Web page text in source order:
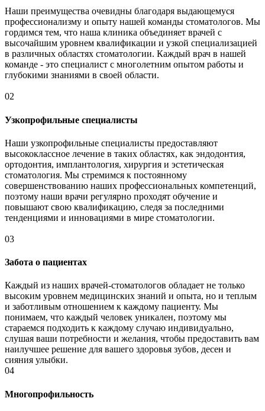
Наши преимущества очевидны благодаря выдающемуся
профессионализму и опыту нашей команды стоматологов. Мы
гордимся тем, что наша клиника объединяет врачей с
высочайшим уровнем квалификации и узкой специализацией
в различных областях стоматологии. Каждый врач в нашей
команде - это специалист с многолетним опытом работы и
глубокими знаниями в своей области.
02
Узкопрофильные специалисты
Наши узкопрофильные специалисты предоставляют
высококлассное лечение в таких областях, как эндодонтия,
ортодонтия, имплантология, хирургия и эстетическая
стоматология. Мы стремимся к постоянному
совершенствованию наших профессиональных компетенций,
поэтому наши врачи регулярно проходят обучение и
повышают свою квалификацию, следя за последними
тенденциями и инновациями в мире стоматологии.
03
Забота о пациентах
Каждый из наших врачей-стоматологов обладает не только
высоким уровнем медицинских знаний и опыта, но и теплым
и заботливым отношением к каждому пациенту. Мы
понимаем, что каждый человек уникален, поэтому мы
стараемся подходить к каждому случаю индивидуально,
слушая ваши потребности и желания, чтобы предоставить вам
наилучшее решение для вашего здоровья зубов, десен и
сияния улыбки.
04
Многопрофильность